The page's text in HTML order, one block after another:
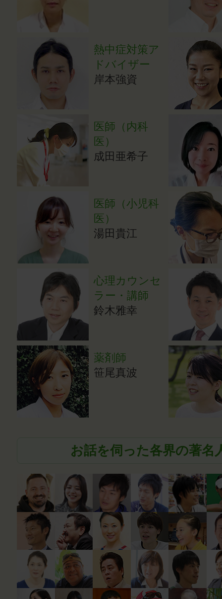
熱中症対策ア
ドバイザー
岸本強資
医師（内科
医）
成田亜希子
医師（小児科
医）
湯田貴江
心理カウンセ
ラー・講師
鈴木雅幸
薬剤師
笹尾真波
お話を伺った各界の著名